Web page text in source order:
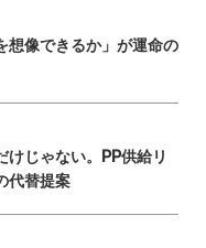
想像できるか」が運命の
けじゃない。PP供給リ
代替提案